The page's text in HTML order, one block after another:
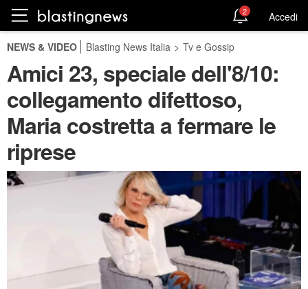
2 Accedi
NEWS & VIDEO Blasting News Italia > Tv e Gossip
Amici 23, speciale dell'8/10:
collegamento difettoso,
Maria costretta a fermare le
riprese